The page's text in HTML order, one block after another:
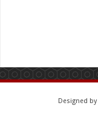
Designed by